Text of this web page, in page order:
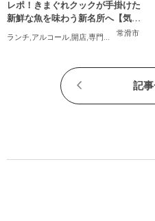
常滑市
レポ！きまぐれクックが手掛けた
新鮮な魚を味わう新名所へ【気に
ランチ アルコール 開店 専門店 気になるリ
記